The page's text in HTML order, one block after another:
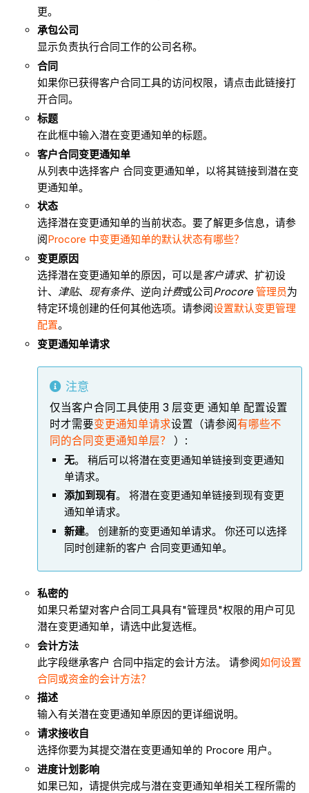
更。
承包公司
显示负责执行合同工作的公司名称。
合同
如果你已获得客户合同工具的访问权限，请点击此链接打
开合同。
标题
在此框中输入潜在变更通知单的标题。
客户合同变更通知单
从列表中选择客户 合同变更通知单，以将其链接到潜在变
更通知单。
状态
选择潜在变更通知单的当前状态。要了解更多信息，请参
阅Procore 中变更通知单的默认状态有哪些？
变更原因
选择潜在变更通知单的原因，可以是客户请求、扩初设
计、 津贴、 现有条件、逆向计费或公司Procore 管理员为
特定环境创建的任何其他选项。请参阅设置默认变更管理
配置。
变更通知单请求
注意
仅当客户合同工具使用 3 层变更 通知单 配置设置
时才需要变更通知单请求设置（请参阅有哪些不
同的合同变更通知单层？
）:
无。 稍后可以将潜在变更通知单链接到变更通知
单请求。
添加到现有。 将潜在变更通知单链接到现有变更
通知单请求。
新建。 创建新的变更通知单请求。 你还可以选择
同时创建新的客户 合同变更通知单。
私密的
如果只希望对客户合同工具具有"管理员"权限的用户可见
潜在变更通知单，请选中此复选框。
会计方法
此字段继承客户 合同中指定的会计方法。 请参阅如何设置
合同或资金的会计方法？
描述
输入有关潜在变更通知单原因的更详细说明。
请求接收自
选择你要为其提交潜在变更通知单的 Procore 用户。
进度计划影响
如果已知，请提供完成与潜在变更通知单相关工程所需的